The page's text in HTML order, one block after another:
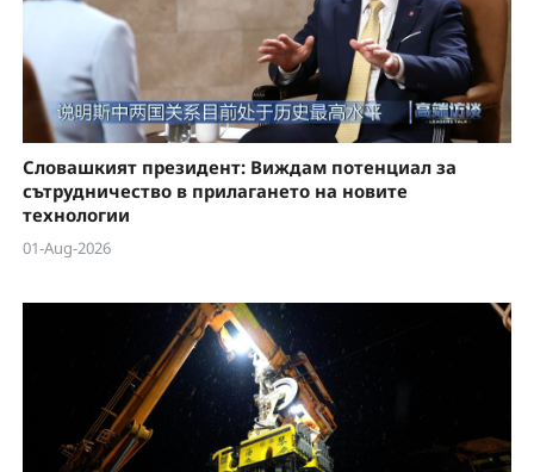
Словашкият президент: Виждам потенциал за
сътрудничество в прилагането на новите
технологии
01-Aug-2026